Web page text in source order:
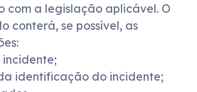
com a legislação aplicável. O
conterá, se possível, as
incidente;
identificação do incidente;